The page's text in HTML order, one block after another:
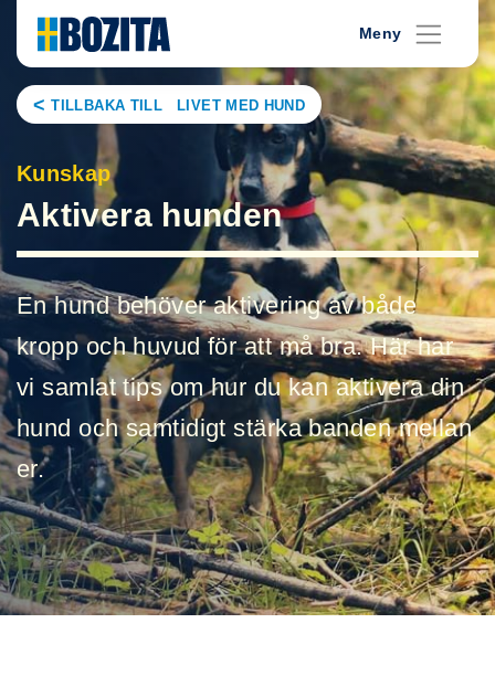
content
Meny
TILLBAKA TILL LIVET MED HUND
Kunskap
Aktivera hunden
En hund behöver aktivering av både
kropp och huvud för att må bra. Här har
vi samlat tips om hur du kan aktivera din
hund och samtidigt stärka banden mellan
er.